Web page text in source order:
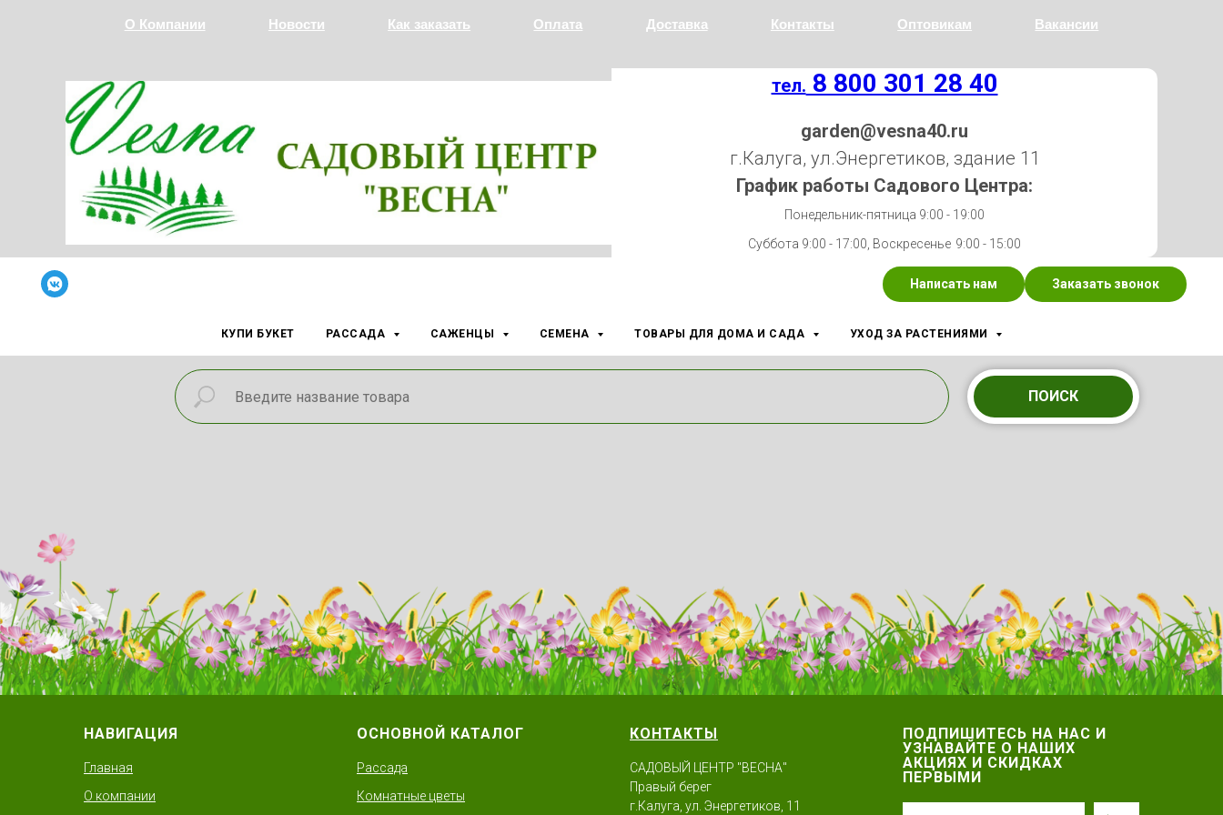
О Компании Новости Как заказать Оплата Доставка Контакты Оптовикам Вакансии
тел. 8 800 301 28 40
garden@vesna40.ru
г.Калуга, ул.Энергетиков, здание 11
График работы Садового Центра:
Понедельник-пятница 9:00 - 19:00
Суббота 9:00 - 17:00, Воскресенье 9:00 - 15:00
Написать нам Заказать звонок
КУПИ БУКЕТ РАССАДА САЖЕНЦЫ СЕМЕНА ТОВАРЫ ДЛЯ ДОМА И САДА УХОД ЗА РАСТЕНИЯМИ
ПОИСК
НАВИГАЦИЯ
Главная
О компании
ОСНОВНОЙ КАТАЛОГ
Рассада
Комнатные цветы
КОНТАКТЫ
САДОВЫЙ ЦЕНТР "ВЕСНА"
Правый берег
г.Калуга, ул. Энергетиков, 11
ПОДПИШИТЕСЬ НА НАС И
УЗНАВАЙТЕ О НАШИХ
АКЦИЯХ И СКИДКАХ
ПЕРВЫМИ